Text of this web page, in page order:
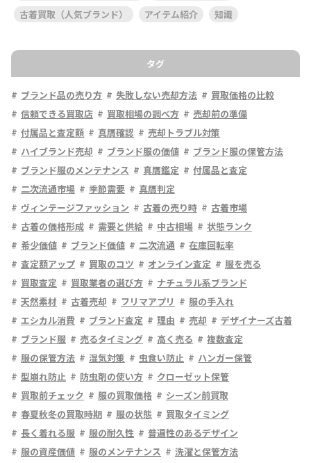
古着買取（人気ブランド）
アイテム紹介 知識
タグ
ブランド品の売り方 失敗しない売却方法
買取価格の比較
信頼できる買取店
買取相場の調べ方
売却前の準備
付属品と査定額
真贋確認
売却トラブル対策
ハイブランド売却
ブランド服の価値
ブランド服の保管方法
ブランド服のメンテナンス
真贋鑑定
付属品と査定
二次流通市場
季節需要
真贋判定
ヴィンテージファッション
古着の売り時
古着市場
古着の価格形成
需要と供給 中古相場
状態ランク
希少価値
ブランド価値 二次流通
在庫回転率
査定額アップ
買取のコツ オンライン査定
服を売る
買取査定
買取業者の選び方
ナチュラル系ブランド
天然素材
古着売却 フリマアプリ
服の手入れ
エシカル消費
ブランド査定 理由 売却
デザイナーズ古着
ブランド服
売るタイミング 高く売る
複数査定
服の保管方法
湿気対策 虫食い防止
ハンガー保管
型崩れ防止
防虫剤の使い方
クローゼット保管
買取前チェック
服の買取価格
シーズン前買取
春夏秋冬の買取時期
服の状態
買取タイミング
長く着れる服
服の耐久性
普遍性のあるデザイン
服の資産価値
服のメンテナンス
洗濯と保管方法